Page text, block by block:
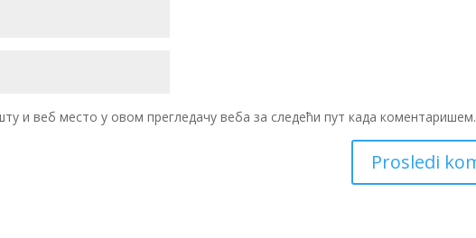
и веб место у овом прегледачу веба за следећи пут када коментаришем.